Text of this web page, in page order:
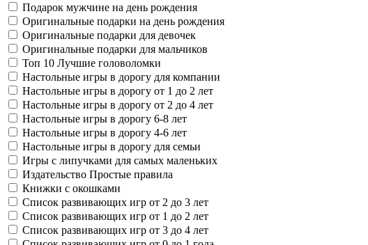
Подарок мужчине на день рождения
Оригинальные подарки на день рождения
Оригинальные подарки для девочек
Оригинальные подарки для мальчиков
Топ 10 Лучшие головоломки
Настольные игры в дорогу для компании
Настольные игры в дорогу от 1 до 2 лет
Настольные игры в дорогу от 2 до 4 лет
Настольные игры в дорогу 6-8 лет
Настольные игры в дорогу 4-6 лет
Настольные игры в дорогу для семьи
Игры с липучками для самых маленьких
Издательство Простые правила
Книжки с окошками
Список развивающих игр от 2 до 3 лет
Список развивающих игр от 1 до 2 лет
Список развивающих игр от 3 до 4 лет